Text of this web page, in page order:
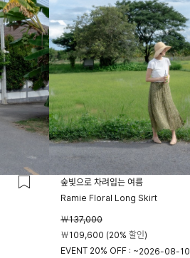
숲빛으로 차려입는 여름
Ramie Floral Long Skirt
￦137,000
￦109,600 (20% 할인)
EVENT 20% OFF : ~2026-08-10